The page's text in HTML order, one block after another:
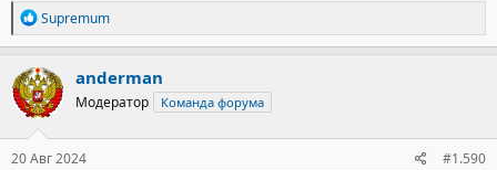
Р
е
а
к
ц
и
и
:
Supremum
anderman
Модератор Команда форума
20 Авг 2024 #1.590